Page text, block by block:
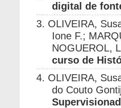
digital de
3. OLIVEIRA,
Ione F.;
NOGUEROL,
curso de
4. OLIVEIRA,
do Couto